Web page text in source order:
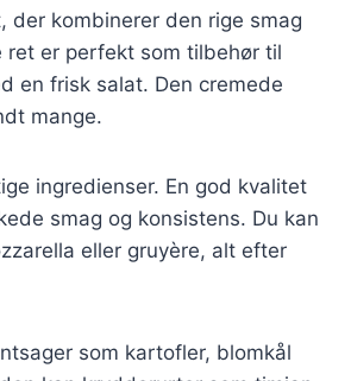
der kombinerer den rige smag
ret er perfekt som tilbehør til
en frisk salat. Den cremede
mange.
ingredienser. En god kvalitet
smag og konsistens. Du kan
eller gruyère, alt efter
som kartofler, blomkål